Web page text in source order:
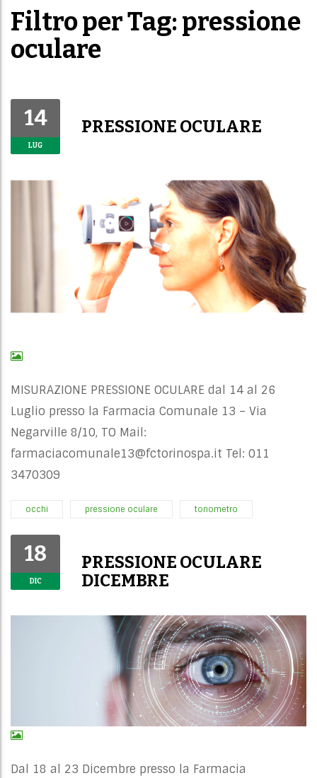
Filtro per Tag: pressione
oculare
14
LUG
PRESSIONE OCULARE
MISURAZIONE PRESSIONE OCULARE dal 14 al 26
Luglio presso la Farmacia Comunale 13 – Via
Negarville 8/10, TO Mail:
farmaciacomunale13@fctorinospa.it Tel: 011
3470309
occhi pressione oculare tonometro
18
DIC
PRESSIONE OCULARE
DICEMBRE
Dal 18 al 23 Dicembre presso la Farmacia